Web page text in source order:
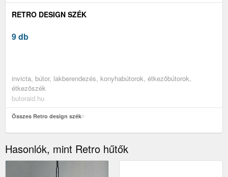
RETRO DESIGN SZÉK
9 db
invicta, bútor, lakberendezés, konyhabútorok, étkezõbútorok,
étkezõszék
butoraid.hu
Összes Retro design szék
Hasonlók, mint Retro hűtők